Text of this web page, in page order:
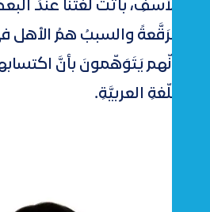
لِلأسفِ، باتَتْ لغتُنا عندَ
مُرَقَّعةً والسببُ همُ الأهل
لِأنّهم يَتَوَهّمونَ بأنَّ
اللّغةِ العربيَّةِ.